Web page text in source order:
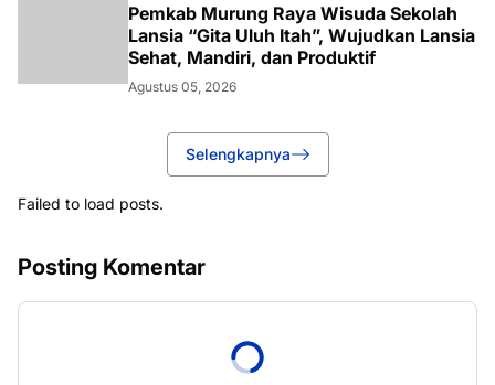
Pemkab Murung Raya Wisuda Sekolah
Lansia “Gita Uluh Itah”, Wujudkan Lansia
Sehat, Mandiri, dan Produktif
Agustus 05, 2026
Selengkapnya
Failed to load posts.
Posting Komentar